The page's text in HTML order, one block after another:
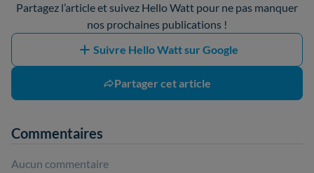
Partagez l’article et suivez Hello Watt pour ne pas manquer
nos prochaines publications !
Suivre Hello Watt sur Google
Partager cet article
Commentaires
Aucun commentaire